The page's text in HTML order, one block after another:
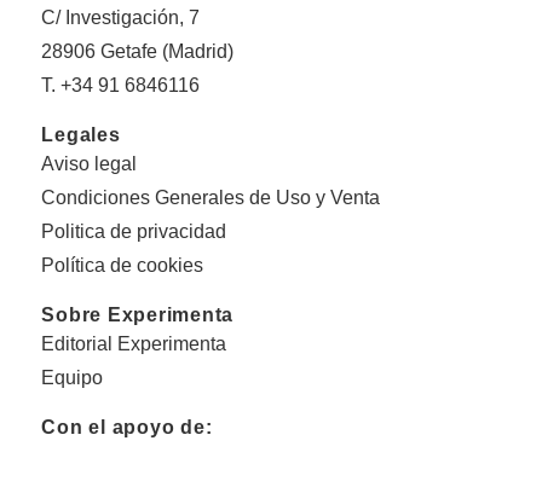
C/ Investigación, 7
28906 Getafe (Madrid)
T. +34 91 6846116
Legales
Aviso legal
Condiciones Generales de Uso y Venta
Politica de privacidad
Política de cookies
Sobre Experimenta
Editorial Experimenta
Equipo
Con el apoyo de: